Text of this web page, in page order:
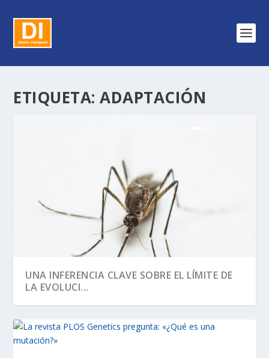
ETIQUETA:ADAPTACIÓN
UNA INFERENCIA CLAVE SOBRE EL LÍMITE DE
LA EVOLUCI...